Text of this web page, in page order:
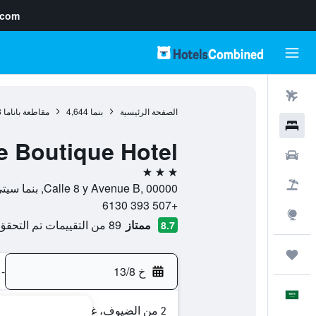
الصفحة الرئيسية بنما 4,644 مقاطعة باناما
Boutique Hotel
3 نجوم
Calle 8 y Avenue B, 00000, بنما سيتي (بنما), مقاطعة باناما, بنما
+507 393 6130
8.7 ممتاز 89 من التقييمات تم التحقق منها
خ 13/8 -
2 من الضيوف، غرفة واحدة